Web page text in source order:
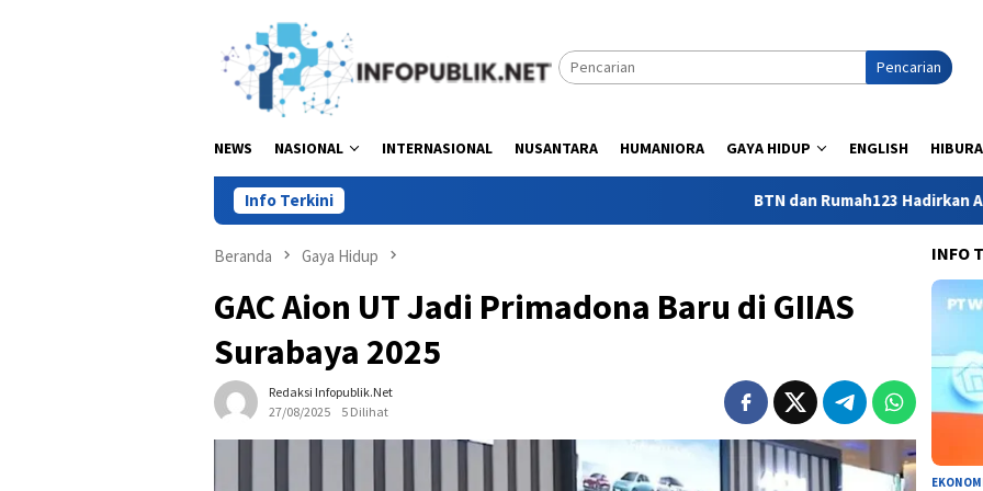
Pencarian
NEWS NASIONAL INTERNASIONAL NUSANTARA HUMANIORA GAYA HIDUP ENGLISH
Info Terkini BTN dan Rumah123 Hadirkan Akses
Beranda Gaya Hidup
GAC Aion UT Jadi Primadona Baru di GIIAS
Surabaya 2025
Redaksi Infopublik.net
27/08/2025
5 Dilihat
INFO